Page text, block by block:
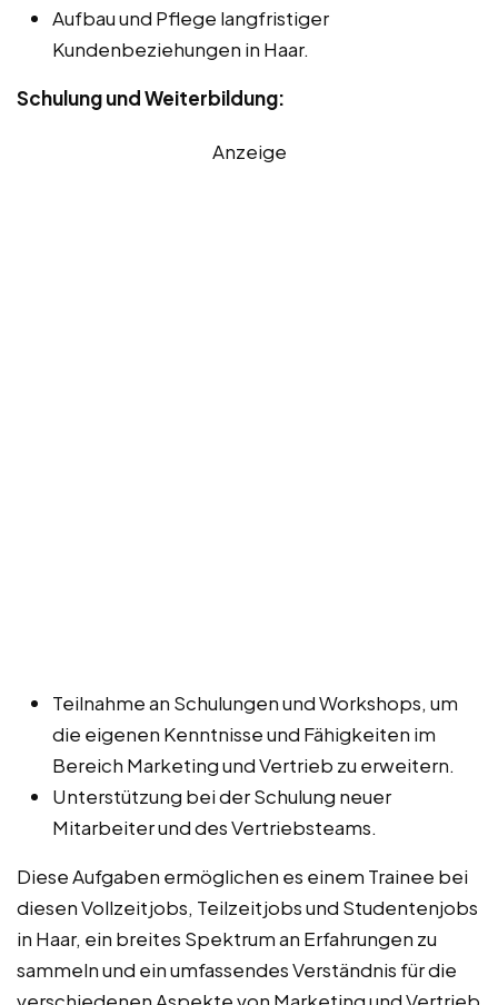
Aufbau und Pflege langfristiger
Kundenbeziehungen in Haar.
Schulung und Weiterbildung:
Anzeige
Teilnahme an Schulungen und Workshops, um
die eigenen Kenntnisse und Fähigkeiten im
Bereich Marketing und Vertrieb zu erweitern.
Unterstützung bei der Schulung neuer
Mitarbeiter und des Vertriebsteams.
Diese Aufgaben ermöglichen es einem Trainee bei
diesen Vollzeitjobs, Teilzeitjobs und Studentenjobs
in Haar, ein breites Spektrum an Erfahrungen zu
sammeln und ein umfassendes Verständnis für die